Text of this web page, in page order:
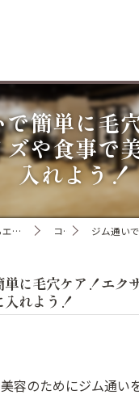
で簡単に毛
や食事で
入れよう！
堺市のジムならエスフィットビューティージム コラム ジム通いで簡単に毛穴
単に毛穴ケア！エク
れよう！
容のためにジム通い